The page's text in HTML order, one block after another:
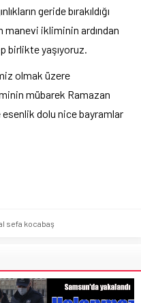
geride bırakıldığı
manevi ikliminin ardından
birlikte yaşıyoruz.
olmak üzere
mübarek Ramazan
esenlik dolu nice bayramlar
sefa kocabaş